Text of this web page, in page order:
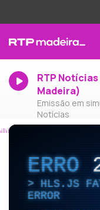
RTP Notícias
Madeira)
Emissão em
Notícias
ERRO
HLS.JS
ERROR